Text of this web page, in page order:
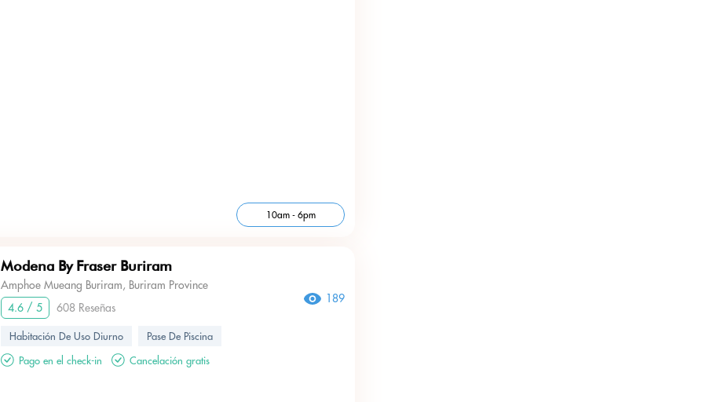
10am - 6pm
Modena By Fraser Buriram
Amphoe Mueang Buriram, Buriram Province
4.6 / 5
608 Reseñas
189
Habitación De Uso Diurno
Pase De Piscina
Pago en el check-in
Cancelación gratis